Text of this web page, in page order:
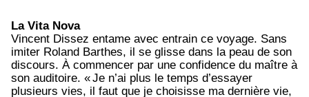
La Vita Nova
Vincent Dissez entame avec entrain ce voyage. Sans
imiter Roland Barthes, il se glisse dans la peau de son
discours. À commencer par une confidence du maître à
son auditoire. «Je n’ai plus le temps d’essayer
plusieurs vies, il faut que je choisisse ma dernière vie,